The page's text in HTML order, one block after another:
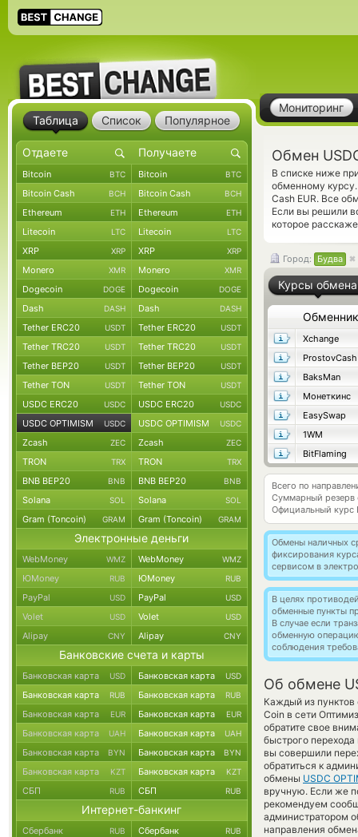
Мониторинг
Обмен
В списке ниже
обменному
Cash EUR. Все
Если вы решили
которое
Город: Будва
Курсы обмена
Обменник
Xchange
ProstovCash
BaksMan
Монеткинс
EasySwap
1WM
BitFlaming
Всего по
Суммарный резерв
Официальный курс
Обмены наличных
фиксирования
сервисом в
В целях
обменные пункты
В случае если
обменную
соблюдения
Об обмене
Каждый из пунктов
Coin в сети
обратите свое
быстрого
вы совершили
обратиться к
обмены USDC
вручную. Если же
рекомендуем
администратором
направления
Таблица Список Популярное
Bitcoin BTC Bitcoin BTC
Bitcoin Cash BCH Bitcoin Cash BCH
Ethereum ETH Ethereum ETH
Litecoin LTC Litecoin LTC
XRP XRP XRP XRP
Monero XMR Monero XMR
Dogecoin DOGE Dogecoin DOGE
Dash DASH Dash DASH
Tether ERC20 USDT Tether ERC20 USDT
Tether TRC20 USDT Tether TRC20 USDT
Tether BEP20 USDT Tether BEP20 USDT
Tether TON USDT Tether TON USDT
USDC ERC20 USDC USDC ERC20 USDC
USDC OPTIMISM USDC USDC OPTIMISM USDC
Zcash ZEC Zcash ZEC
TRON TRX TRON TRX
BNB BEP20 BNB BNB BEP20 BNB
Solana SOL Solana SOL
Gram (Toncoin) GRAM Gram (Toncoin) GRAM
Электронные деньги
WebMoney WMZ WebMoney WMZ
ЮMoney RUB ЮMoney RUB
PayPal USD PayPal USD
Volet USD Volet USD
Alipay CNY Alipay CNY
Банковские счета и карты
Банковская карта USD Банковская карта USD
Банковская карта RUB Банковская карта RUB
Банковская карта EUR Банковская карта EUR
Банковская карта UAH Банковская карта UAH
Банковская карта BYN Банковская карта BYN
Банковская карта KZT Банковская карта KZT
СБП RUB СБП RUB
Интернет-банкинг
Сбербанк RUB Сбербанк RUB